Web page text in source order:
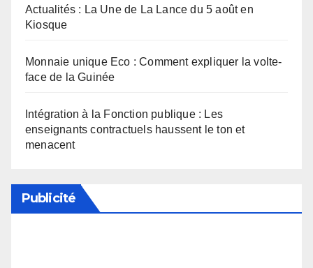
Actualités : La Une de La Lance du 5 août en
Kiosque
Monnaie unique Eco : Comment expliquer la volte-
face de la Guinée
Intégration à la Fonction publique : Les
enseignants contractuels haussent le ton et
menacent
Publicité